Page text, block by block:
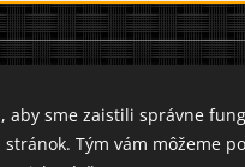
Cookies
Jazyky
aby sme zaistili správne
Tým vám môžeme